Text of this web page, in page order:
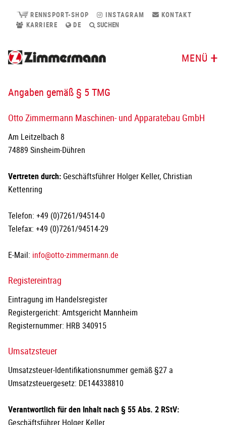
RENNSPORT-SHOP INSTAGRAM
KONTAKT
KARRIERE
DE SUCHEN
MENÜ
Angaben gemäß § 5 TMG
Otto Zimmermann Maschinen- und Apparatebau GmbH
Am Leitzelbach 8
74889 Sinsheim-Dühren
Vertreten durch: Geschäftsführer Holger Keller, Christian
Kettenring
Telefon: +49 (0)7261/94514-0
Telefax: +49 (0)7261/94514-29
E-Mail: info@otto-zimmermann.de
Registereintrag
Eintragung im Handelsregister
Registergericht: Amtsgericht Mannheim
Registernummer: HRB 340915
Umsatzsteuer
Umsatzsteuer-Identifikationsnummer gemäß §27 a
Umsatzsteuergesetz: DE144338810
Verantwortlich für den Inhalt nach § 55 Abs. 2 RStV:
Geschäftsführer Holger Keller